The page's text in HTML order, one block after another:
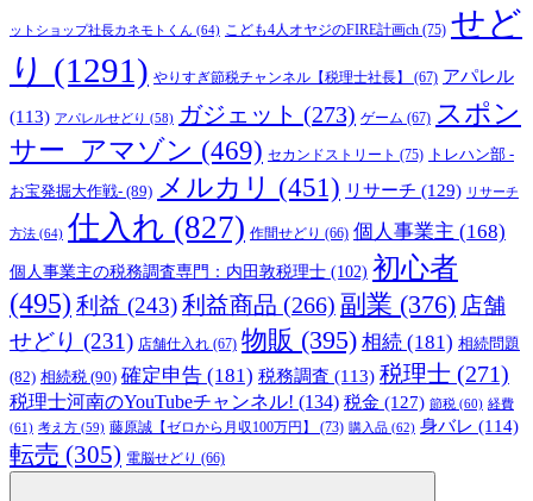
ットショップ社長カネモトくん (64) こども4人オヤジのFIRE計画ch (75) せど
り (1291) やりすぎ節税チャンネル【税理士社長】 (67) アパレル
(113) アパレルせどり (58) ガジェット (273) ゲーム (67) スポン
サー_アマゾン (469) セカンドストリート (75) トレハン部 -
お宝発掘大作戦- (89) メルカリ (451) リサーチ (129) リサーチ
方法 (64) 仕入れ (827) 作間せどり (66) 個人事業主 (168)
個人事業主の税務調査専門：内田敦税理士 (102) 初心者
(495) 利益 (243)利益商品 (266) 副業 (376) 店舗
せどり (231) 店舗仕入れ (67) 物販 (395) 相続 (181) 相続問題
(82) 相続税 (90) 確定申告 (181) 税務調査 (113) 税理士 (271)
税理士河南のYouTubeチャンネル! (134) 税金 (127) 節税 (60) 経費
(61) 考え方 (59) 藤原誠【ゼロから月収100万円】 (73) 購入品 (62) 身バレ (114)
転売 (305) 電脳せどり (66)